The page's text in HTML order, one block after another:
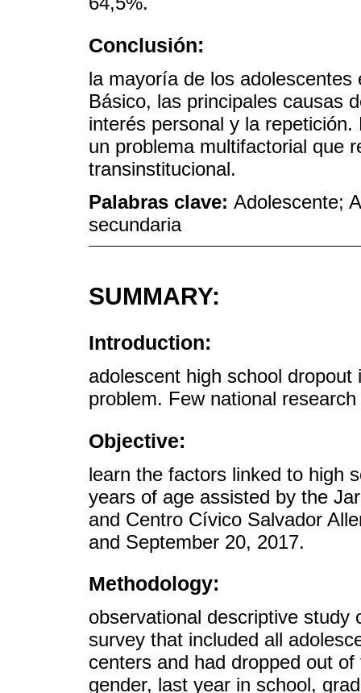
Conclusión:
la mayoría de los
Básico, las principales causas
interés personal y la
un problema multifactorial que
transinstitucional.
Palabras clave: Adolescente;
secundaria
SUMMARY:
Introduction:
adolescent high school
problem. Few national
Objective:
learn the factors linked to high
years of age assisted by the
and Centro Cívico Salvador
and September 20, 2017.
Methodology:
observational descriptive study
survey that included all
centers and had dropped out
gender, last year in school,